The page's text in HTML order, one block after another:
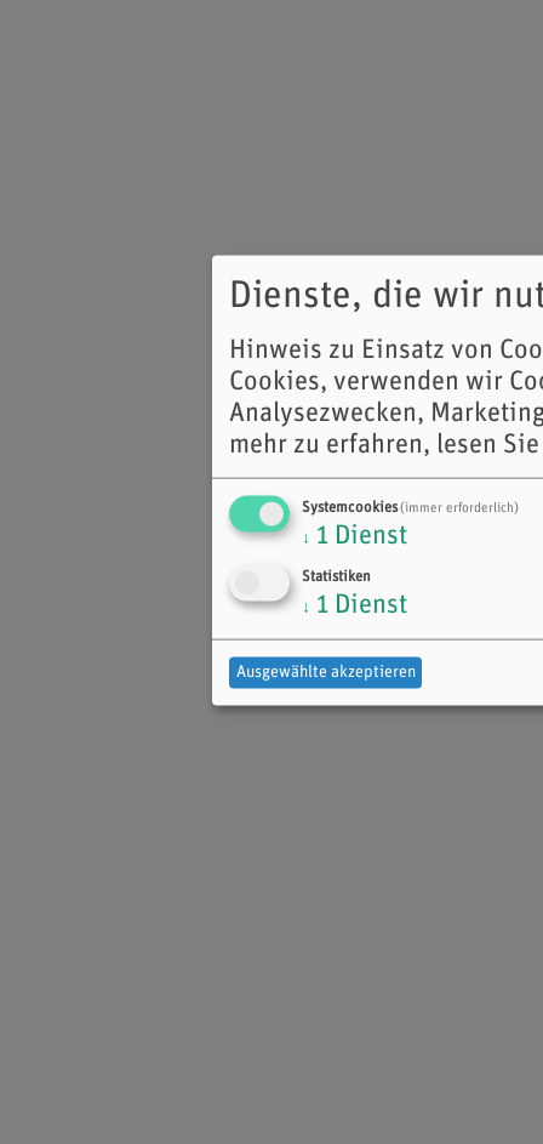
Dienste, die wir
Hinweis zu Einsatz von
Cookies, verwenden wir
Analysezwecken,
mehr zu erfahren, lesen
Systemcookies(immer erforderlich)
↓ 1 Dienst
Statistiken
↓ 1 Dienst
Ausgewählte akzeptieren